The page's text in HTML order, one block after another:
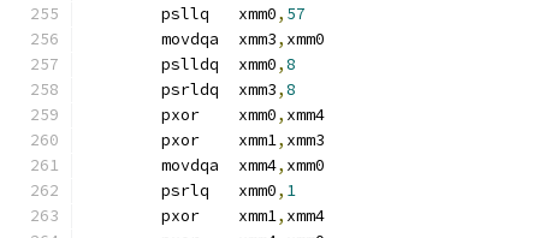
	psllq	xmm0
, 57
	movdqa	xmm3
, xmm0
	pslldq	xmm0
,8
	psrldq	xmm3
,8
	pxor	xmm0
, xmm4
	pxor	xmm1
, xmm3
	movdqa	xmm4
, xmm0
	psrlq	xmm0
, 1
	pxor	xmm1
, xmm4